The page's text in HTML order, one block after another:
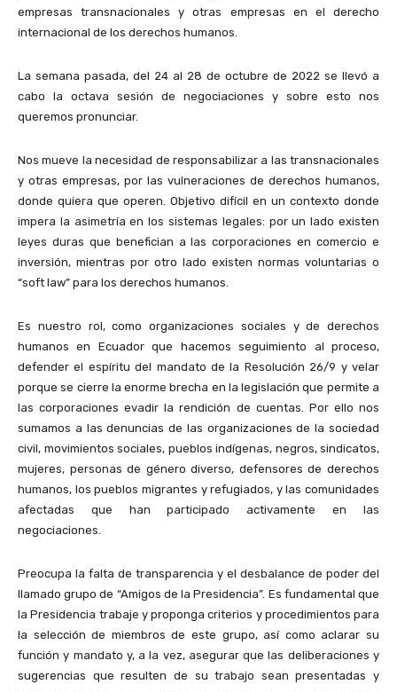
empresas transnacionales y otras empresas en el derecho
internacional de los derechos humanos.
La semana pasada, del 24 al 28 de octubre de 2022 se llevó a
cabo la octava sesión de negociaciones y sobre esto nos
queremos pronunciar.
Nos mueve la necesidad de responsabilizar a las transnacionales
y otras empresas, por las vulneraciones de derechos humanos,
donde quiera que operen. Objetivo difícil en un contexto donde
impera la asimetría en los sistemas legales: por un lado existen
leyes duras que benefician a las corporaciones en comercio e
inversión, mientras por otro lado existen normas voluntarias o
“soft law” para los derechos humanos.
Es nuestro rol, como organizaciones sociales y de derechos
humanos en Ecuador que hacemos seguimiento al proceso,
defender el espíritu del mandato de la Resolución 26/9 y velar
porque se cierre la enorme brecha en la legislación que permite a
las corporaciones evadir la rendición de cuentas. Por ello nos
sumamos a las denuncias de las organizaciones de la sociedad
civil, movimientos sociales, pueblos indígenas, negros, sindicatos,
mujeres, personas de género diverso, defensores de derechos
humanos, los pueblos migrantes y refugiados, y las comunidades
afectadas que han participado activamente en las
negociaciones.
Preocupa la falta de transparencia y el desbalance de poder del
llamado grupo de “Amigos de la Presidencia”. Es fundamental que
la Presidencia trabaje y proponga criterios y procedimientos para
la selección de miembros de este grupo, así como aclarar su
función y mandato y, a la vez, asegurar que las deliberaciones y
sugerencias que resulten de su trabajo sean presentadas y